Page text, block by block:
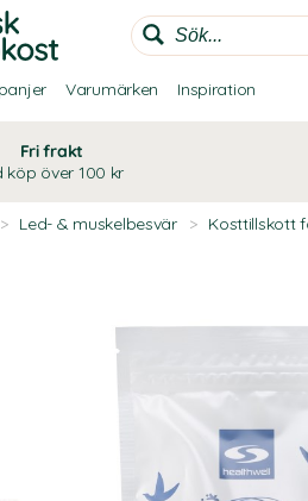
Varumärken Inspiration
Fri frakt
köp över 100 kr
> Led- & muskelbesvär > Kosttillskott